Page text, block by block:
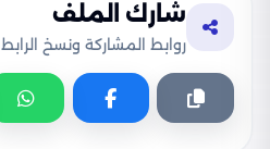
شارك الملف
روابط المشاركة ونسخ الرابط